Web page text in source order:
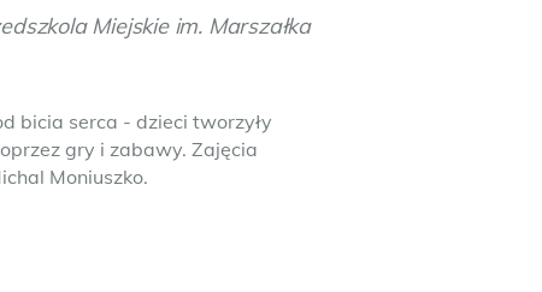
Miejskie im. Marszałka
bicia serca - dzieci tworzyły
gry i zabawy. Zajęcia
Moniuszko.